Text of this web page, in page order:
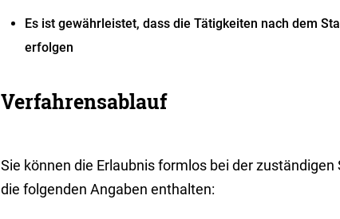
Es ist gewährleistet, dass die Tätigkeiten nach dem
erfolgen
Verfahrensablauf
Sie können die Erlaubnis formlos bei der
die folgenden Angaben enthalten: